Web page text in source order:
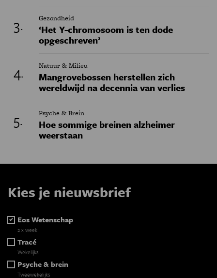
Gezondheid
‘Het Y-chromosoom is ten dode
opgeschreven’
Natuur & Milieu
Mangrovebossen herstellen zich
wereldwijd na decennia van verlies
Psyche & Brein
Hoe sommige breinen alzheimer
weerstaan
Kies je nieuwsbrief
Eos Wetenschap
2 x week
Tracé
Wekelijks
Psyche & brein
Tweewekelijks